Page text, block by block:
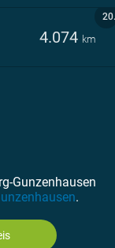
20.
4.074 km
Gunzenhausen
.